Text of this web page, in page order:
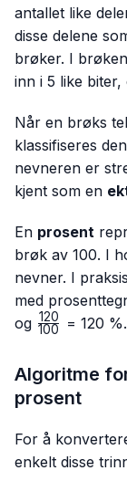
antallet like
disse delene
brøker. I brøken
inn i 5 like
Når en brøks
klassifiseres
nevneren er
kjent som en
En prosent
brøk av 100. I
nevner. I
med
og \frac{120}
100
120 = 120 %.
Algoritme
prosent
For å
enkelt disse